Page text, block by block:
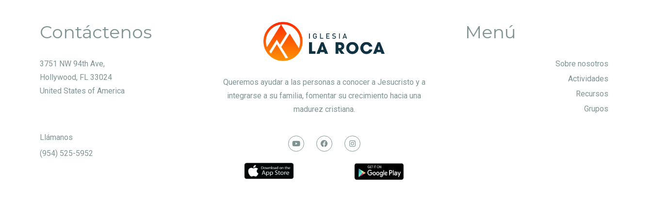
Contáctenos
3751 NW 94th Ave,
Hollywood, FL 33024
United States of America
Llámanos
(954) 525-5952
Queremos ayudar a las personas a conocer a Jesucristo y a
integrarse a su familia, fomentar su crecimiento hacia una
madurez cristiana.
Menú
Sobre nosotros
Actividades
Recursos
Grupos